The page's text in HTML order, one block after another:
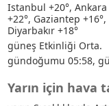
Istanbul +20°, Ankara
+22°, Gaziantep
Diyarbakır +18°
güneş Etkinliği Orta.
gündoğumu 05:58,
Yarın için hava